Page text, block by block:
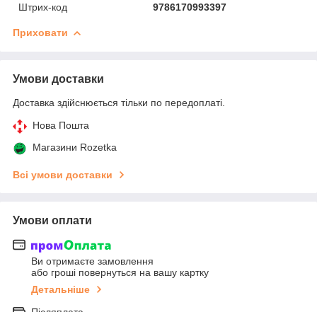
Штрих-код
9786170993397
Приховати
Умови доставки
Доставка здійснюється тільки по передоплаті.
Нова Пошта
Магазини Rozetka
Всі умови доставки
Умови оплати
Ви отримаєте замовлення
або гроші повернуться на вашу картку
Детальніше